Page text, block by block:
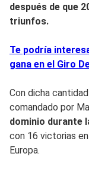
después de que
triunfos.
Te podría
gana en el Giro
Con dicha
comandado por
dominio durante
con 16 victorias
Europa.